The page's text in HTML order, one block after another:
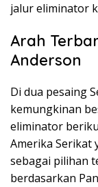
jalur eliminator
Arah
Anderson
Di dua pesaing
kemungkinan
eliminator
Amerika Serikat
sebagai pilihan
berdasarkan